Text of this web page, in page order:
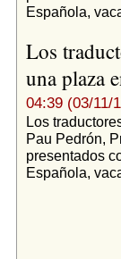
Española,
Los
una plaza
04:39 (03/11/
Los
Pau Pedrón,
presentados
Española,